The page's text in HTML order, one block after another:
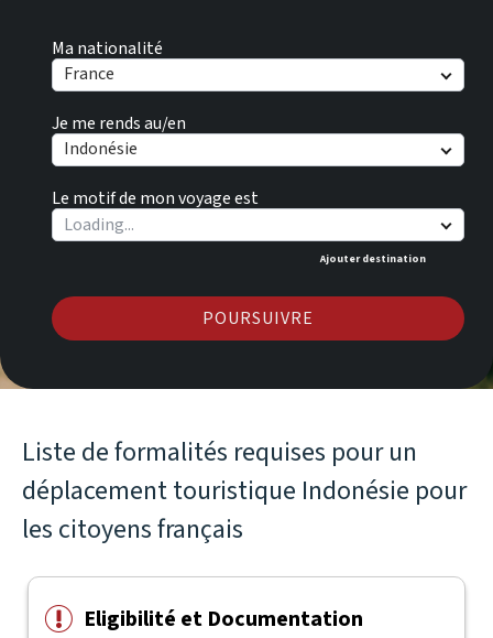
Ma nationalité
France
Je me rends au/en
Indonésie
Le motif de mon voyage est
Ajouter destination
POURSUIVRE
Liste de formalités requises pour un
déplacement touristique Indonésie pour
les citoyens français
Eligibilité et Documentation